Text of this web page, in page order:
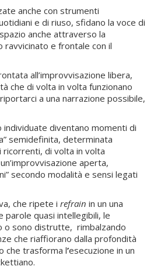
anche con strumenti
e di riuso, sfidano la voce di
anche attraverso la
e frontale con il
all’improvvisazione libera,
che di volta in volta funzionano
a una narrazione possibile,
individuate diventano momenti di
semidefinita, determinata
ricorrenti, di volta in volta
aperta,
secondo modalità e sensi legati
che ripete i refrain in un una
parole quasi intellegibili, le
o sono distrutte, rimbalzando
che riaffiorano dalla profondità
che trasforma l’esecuzione in un